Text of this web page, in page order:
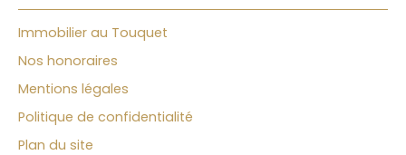
Immobilier au Touquet
Nos honoraires
Mentions légales
Politique de confidentialité
Plan du site